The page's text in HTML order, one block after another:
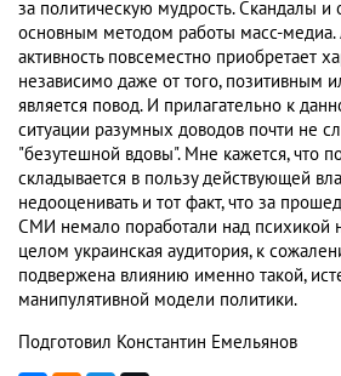
за политическую мудрость. Скандалы и
основным методом работы масс-медиа.
активность повсеместно приобретает
независимо даже от того, позитивным
является повод. И прилагательно к
ситуации разумных доводов почти не
"безутешной вдовы". Мне кажется, что
складывается в пользу действующей
недооценивать и тот факт, что за
СМИ немало поработали над психикой
целом украинская аудитория, к
подвержена влиянию именно такой,
манипулятивной модели политики.
Подготовил Константин Емельянов